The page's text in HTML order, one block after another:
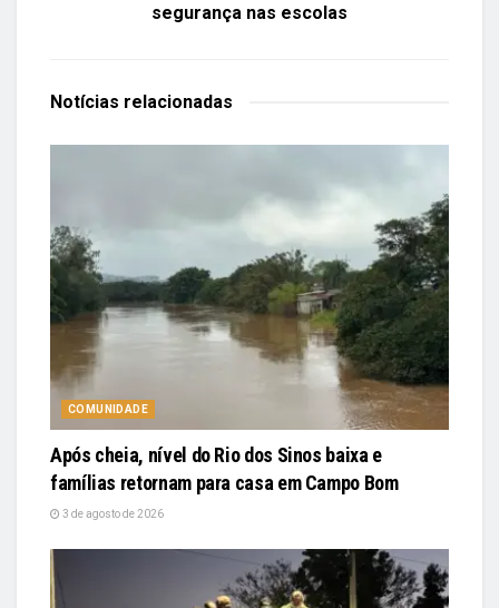
segurança nas escolas
Notícias relacionadas
COMUNIDADE
Após cheia, nível do Rio dos Sinos baixa e
famílias retornam para casa em Campo Bom
3 de agosto de 2026